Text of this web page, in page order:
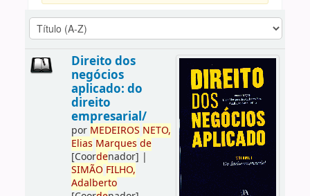
Direito dos
negócios
aplicado: do
direito
empresarial/
por MEDEIROS NETO,
Elias Marques de
[Coordenador] |
SIMÃO FILHO,
Adalberto